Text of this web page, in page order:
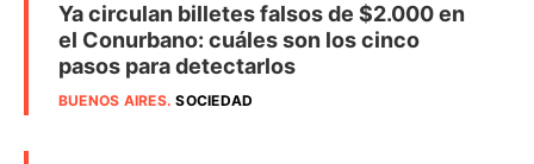
Ya circulan billetes falsos de $2.000 en
el Conurbano: cuáles son los cinco
pasos para detectarlos
BUENOS AIRES.SOCIEDAD